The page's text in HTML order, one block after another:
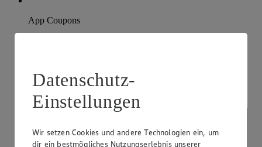
App Coupons
Datenschutz-
Einstellungen
Wir setzen Cookies und andere Technologien ein, um
dir ein bestmögliches Nutzungserlebnis unserer